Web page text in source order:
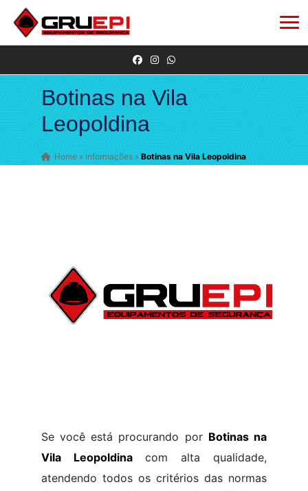
Botinas na Vila
Leopoldina
Home» Informações » Botinas na Vila Leopoldina
Se você está procurando por Botinas na
Vila Leopoldina com alta qualidade,
atendendo todos os critérios das normas